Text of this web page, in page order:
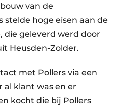
van de
stelde hoge eisen aan de
die geleverd werd door
Heusden-Zolder.
met Pollers via een
al klant was en er
kocht die bij Pollers